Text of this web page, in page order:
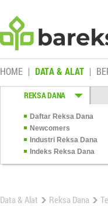
HOME DATA & ALAT
REKSA DANA
Daftar Reksa Dana
Newcomers
Industri Reksa Dana
Indeks Reksa Dana
Data & Alat Reksa Dana